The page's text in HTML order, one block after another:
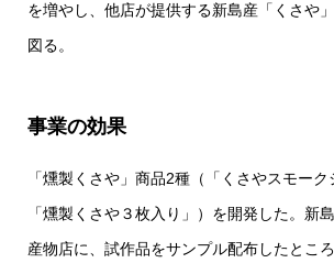
を増やし、他店が提供する新島産「くさや
図る。
事業の効果
「燻製くさや」商品2種（「くさやスモーク
「燻製くさや３枚入り」）を開発した。新
産物店に、試作品をサンプル配布したとこ